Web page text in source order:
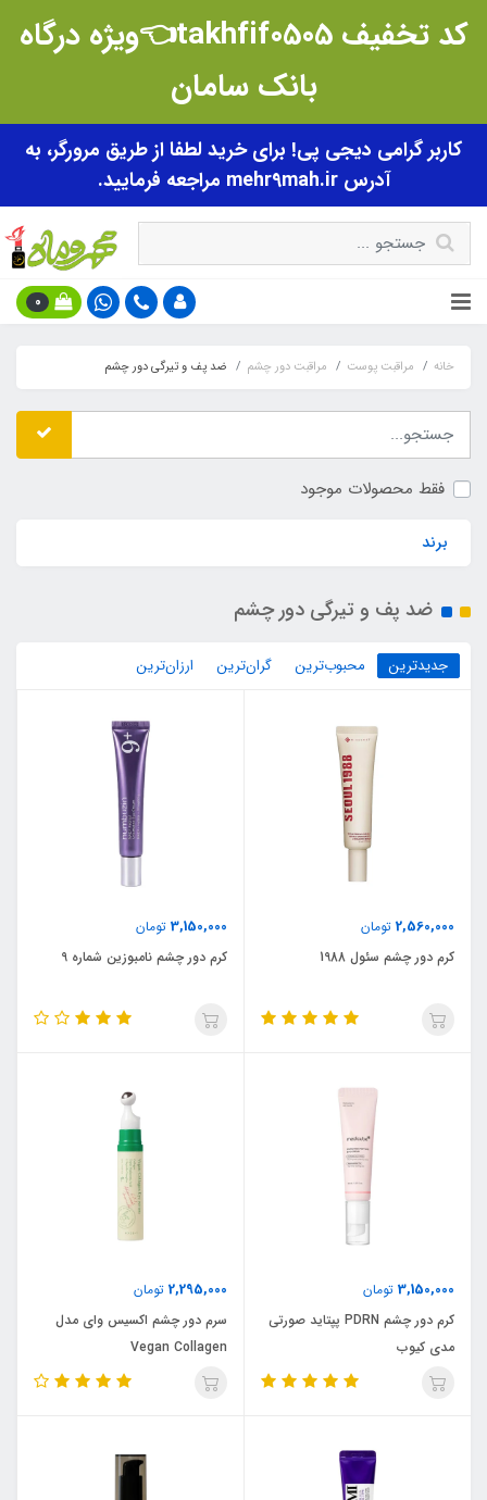
کد تخفیف takhfif0505👈ویژه درگاه
بانک سامان
کاربر گرامی دیجی پی! برای خرید لطفا از طریق مرورگر، به
آدرس mehr9mah.ir مراجعه فرمایید.
0
خانه مراقبت پوست مراقبت دور چشم ضد پف و تیرگی دور چشم
فقط محصولات موجود
برند
ضد پف و تیرگی دور چشم
جدیدترین محبوب‌ترین گران‌ترین ارزان‌ترین
2,560,000 تومان
کرم دور چشم سئول 1988
3,150,000 تومان
کرم دور چشم نامبوزین شماره 9
3,150,000 تومان
کرم دور چشم PDRN پپتاید صورتی
مدی کیوب
2,295,000 تومان
سرم دور چشم اکسیس وای مدل
Vegan Collagen